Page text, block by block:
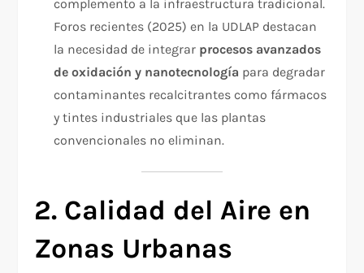
complemento a la infraestructura tradicional.
Foros recientes (2025) en la UDLAP destacan
la necesidad de integrar procesos avanzados
de oxidación y nanotecnología para degradar
contaminantes recalcitrantes como fármacos
y tintes industriales que las plantas
convencionales no eliminan.​
2. Calidad del Aire en
Zonas Urbanas